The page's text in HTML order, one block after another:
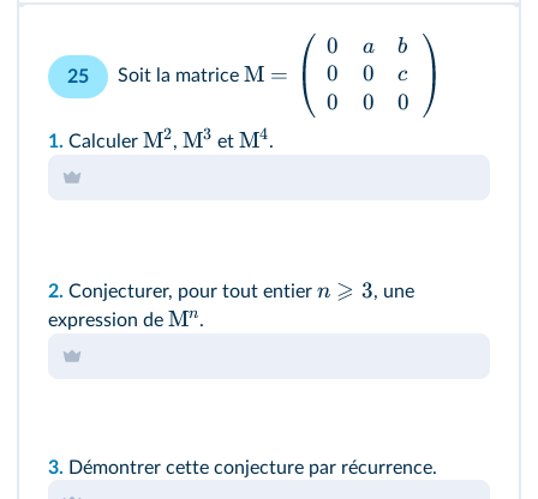
25 Soit la matrice M =
0
0
0
a
0
0
b
c
0
1. Calculer M2, M3 et M4.
2. Conjecturer, pour tout entier n ⩾ 3, une
expression de Mn.
3. Démontrer cette conjecture par récurrence.